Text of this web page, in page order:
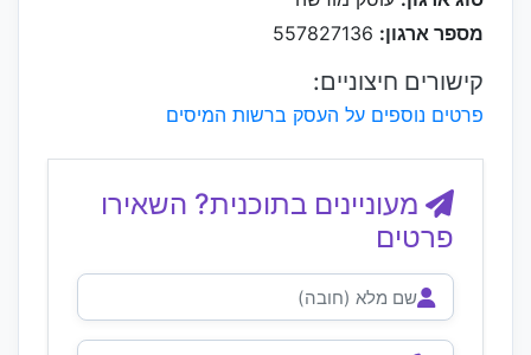
מספר ארגון:
קישורים חיצוניים:
פרטים נוספים על העסק ברשות המיסים
מעוניינים בתוכנית? השאירו
פרטים